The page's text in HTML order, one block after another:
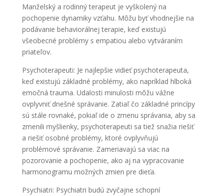
Manželský a rodinný terapeut je vyškolený na
pochopenie dynamiky vzťahu. Môžu byť vhodnejšie na
podávanie behaviorálnej terapie, keď existujú
všeobecné problémy s empatiou alebo vytváraním
priateľov.
Psychoterapeuti: Je najlepšie vidieť psychoterapeuta,
keď existujú základné problémy, ako napríklad hlboká
emočná trauma. Udalosti minulosti môžu vážne
ovplyvniť dnešné správanie. Zatiaľ čo základné princípy
sú stále rovnaké, pokiaľ ide o zmenu správania, aby sa
zmenili myšlienky, psychoterapeuti sa tiež snažia riešiť
a riešiť osobné problémy, ktoré ovplyvňujú
problémové správanie. Zameriavajú sa viac na
pozorovanie a pochopenie, ako aj na vypracovanie
harmonogramu možných zmien pre dieťa.
Psychiatri: Psychiatri budú zvyčajne schopní